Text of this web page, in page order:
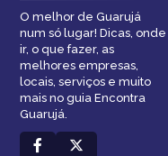
O melhor de Guarujá
num só lugar! Dicas, onde
ir, o que fazer, as
melhores empresas,
locais, serviços e muito
mais no guia Encontra
Guarujá.